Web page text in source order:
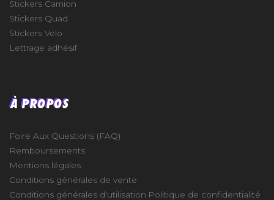
Stickers Camion
Stickers Quad
Stickers Vélo
Lettrage adhésif
À PROPOS
Foire Aux Questions (FAQ)
Remboursements
Mentions légales
Conditions générales de vente
Conditions générales d'utilisation Politique de confidentialité